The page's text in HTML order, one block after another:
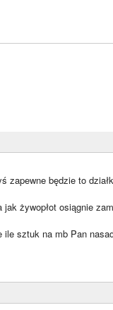
zapewne będzie to
żywopłot osiągnie
ile sztuk na mb Pan